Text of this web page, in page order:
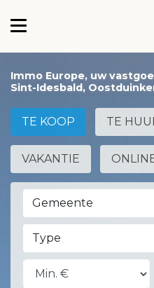
Immo Europe, uw
Sint-Idesbald,
TE KOOP TE
VAKANTIE
Gemeente
Type